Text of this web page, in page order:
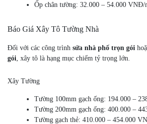
Ốp chân tường: 32.000 – 54.000 VNĐ/
Báo Giá Xây Tô Tường Nhà
Đối với các công trình sửa nhà phố trọn gói
gói , xây tô là hạng mục chiếm tỷ trọng lớn.
Xây Tường
Tường 100mm gạch ống: 194.000 –
Tường 200mm gạch ống: 400.000 –
Tường gạch thẻ: 410.000 – 454.000